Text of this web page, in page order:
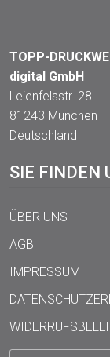
TOPP-
digital GmbH
Leienfelsstr. 28
81243 München
Deutschland
SIE FINDEN
ÜBER UNS
AGB
IMPRESSUM